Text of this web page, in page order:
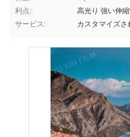
利点:
高光り 強い伸
サービス:
カスタマイズ